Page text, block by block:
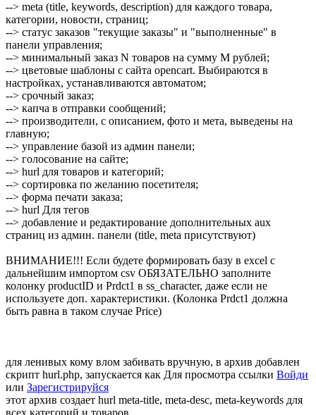
--> meta (title, keywords, description) для каждого товара,
категории, новости, страниц;
--> статус заказов "текущие заказы" и "выполненные" в
панели управления;
--> минимальный заказ N товаров на сумму M рублей;
--> цветовые шаблоны с сайта opencart. Выбираются в
настройках, устанавливаются автоматом;
--> срочный заказ;
--> капча в отправки сообщений;
--> производители, с описанием, фото и мета, выведены на
главную;
--> управление базой из админ панели;
--> голосование на сайте;
--> hurl для товаров и категорий;
--> сортировка по желанию посетителя;
--> форма печати заказа;
--> hurl Для тегов
--> добавление и редактирование дополнительных aux
страниц из админ. панели (title, meta присутствуют)
ВНИМАНИЕ!!! Если будете формировать базу в excel с
дальнейшим импортом csv ОБЯЗАТЕЛЬНО заполните
колонку productID и Prdct1 в ss_character, даже если не
используете доп. характеристики. (Колонка Prdct1 должна
быть равна в таком случае Price)
для ленивых кому влом забивать вручную, в архив добавлен
скрипт hurl.php, запускается как Для просмотра ссылки Войди
или Зарегистрируйся
этот архив создает hurl meta-title, meta-desc, meta-keywords для
всех категорий и товаров